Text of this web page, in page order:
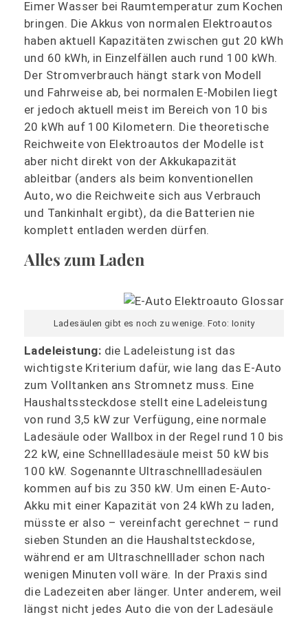
Eimer Wasser bei Raumtemperatur zum Kochen
bringen. Die Akkus von normalen Elektroautos
haben aktuell Kapazitäten zwischen gut 20 kWh
und 60 kWh, in Einzelfällen auch rund 100 kWh.
Der Stromverbrauch hängt stark von Modell
und Fahrweise ab, bei normalen E-Mobilen liegt
er jedoch aktuell meist im Bereich von 10 bis
20 kWh auf 100 Kilometern. Die theoretische
Reichweite von Elektroautos der Modelle ist
aber nicht direkt von der Akkukapazität
ableitbar (anders als beim konventionellen
Auto, wo die Reichweite sich aus Verbrauch
und Tankinhalt ergibt), da die Batterien nie
komplett entladen werden dürfen.
Alles zum Laden
Ladesäulen gibt es noch zu wenige. Foto: Ionity
Ladeleistung: die Ladeleistung ist das
wichtigste Kriterium dafür, wie lang das E-Auto
zum Volltanken ans Stromnetz muss. Eine
Haushaltssteckdose stellt eine Ladeleistung
von rund 3,5 kW zur Verfügung, eine normale
Ladesäule oder Wallbox in der Regel rund 10 bis
22 kW, eine Schnellladesäule meist 50 kW bis
100 kW. Sogenannte Ultraschnellladesäulen
kommen auf bis zu 350 kW. Um einen E-Auto-
Akku mit einer Kapazität von 24 kWh zu laden,
müsste er also – vereinfacht gerechnet – rund
sieben Stunden an die Haushaltsteckdose,
während er am Ultraschnelllader schon nach
wenigen Minuten voll wäre. In der Praxis sind
die Ladezeiten aber länger. Unter anderem, weil
längst nicht jedes Auto die von der Ladesäule